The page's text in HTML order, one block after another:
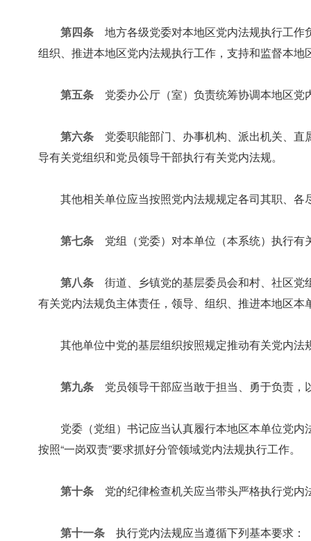
第四条 地方各级党委对本地区党内法规执行工作
组织、推进本地区党内法规执行工作，支持和监督本
第五条 党委办公厅（室）负责统筹协调本地区党
第六条 党委职能部门、办事机构、派出机关、直
导有关党组织和党员领导干部执行有关党内法规。
其他相关单位应当按照党内法规规定各司其职、
第七条 党组（党委）对本单位（本系统）执行有
第八条 街道、乡镇党的基层委员会和村、社区党
有关党内法规负主体责任，领导、组织、推进本地区本
其他单位中党的基层组织按照规定推动有关党内法
第九条 党员领导干部应当敢于担当、勇于负责，
党委（党组）书记应当认真履行本地区本单位党
按照“一岗双责”要求抓好分管领域党内法规执行工作。
第十条 党的纪律检查机关应当带头严格执行党内
第十一条 执行党内法规应当遵循下列基本要求：